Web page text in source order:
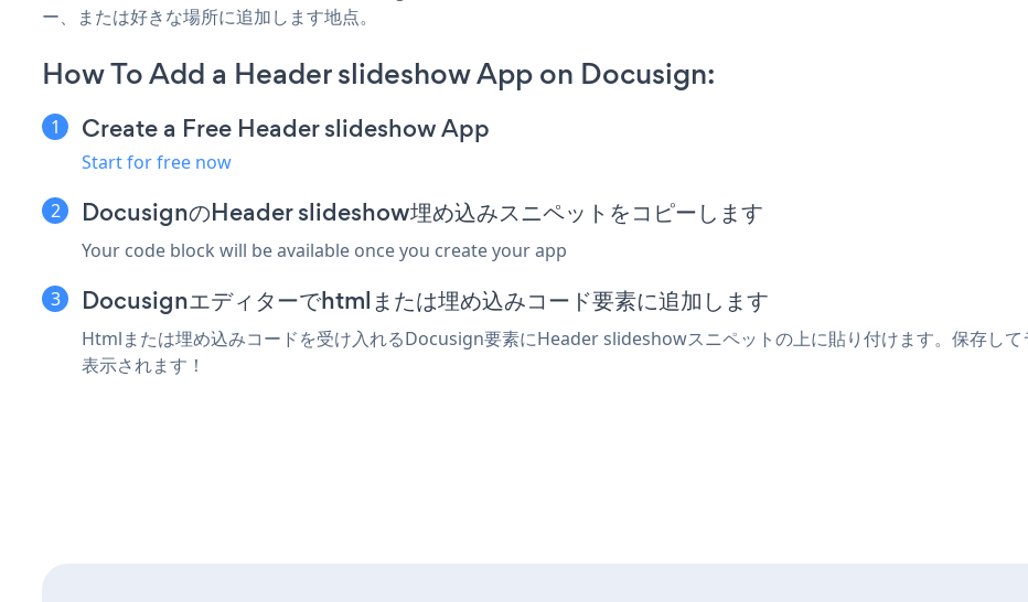
ー、または好きな場所に追加します地点。
How To Add a Header slideshow App on Docusign:
Create a Free Header slideshow App
Start for free now
DocusignのHeader slideshow埋め込みスニペットをコピーします
Your code block will be available once you create your app
Docusignエディターでhtmlまたは埋め込みコード要素に追加します
Htmlまたは埋め込みコードを受け入れるDocusign要素にHeader slideshowスニペットの上に貼り付けます。保存し
表示されます！